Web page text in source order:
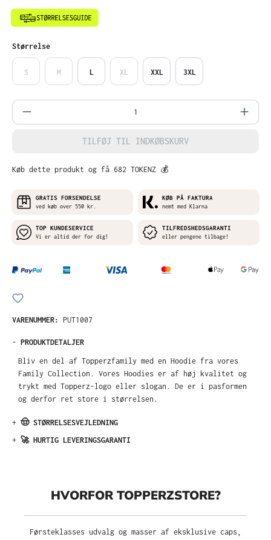
Vælg
Størrelse
S M L XL XXL 3XL
Produktmængde: Indtast det ønskede
TILFØJ TIL INDKØBSKURV
Køb dette produkt og få 682 TOKENZ 💰
GRATIS FORSENDELSE
ved køb over 550 kr.
KØB PÅ FAKTURA
nemt med Klarna
TOP KUNDESERVICE
Vi er altid der for dig!
TILFREDSHEDSGARANTI
eller pengene tilbage!
VARENUMMER: PUT1007
- PRODUKTDETALJER
Bliv en del af Topperzfamily med en Hoodie fra vores
Family Collection. Vores Hoodies er af høj kvalitet og
trykt med Topperz-logo eller slogan. De er i pasformen
og derfor ret store i størrelsen.
+ 🤠 STØRRELSESVEJLEDNING
+ 🚀 HURTIG LEVERINGSGARANTI
HVORFOR TOPPERZSTORE?
Førsteklasses udvalg og masser af eksklusive caps,